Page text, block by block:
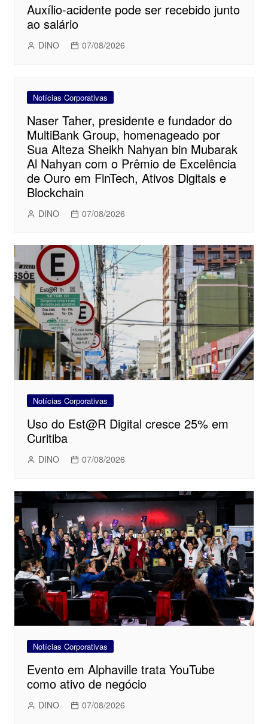
Auxílio-acidente pode ser recebido junto
ao salário
DINO 07/08/2026
Notícias Corporativas
Naser Taher, presidente e fundador do
MultiBank Group, homenageado por
Sua Alteza Sheikh Nahyan bin Mubarak
Al Nahyan com o Prêmio de Excelência
de Ouro em FinTech, Ativos Digitais e
Blockchain
DINO 07/08/2026
Notícias Corporativas
Uso do Est@R Digital cresce 25% em
Curitiba
DINO 07/08/2026
Notícias Corporativas
Evento em Alphaville trata YouTube
como ativo de negócio
DINO 07/08/2026